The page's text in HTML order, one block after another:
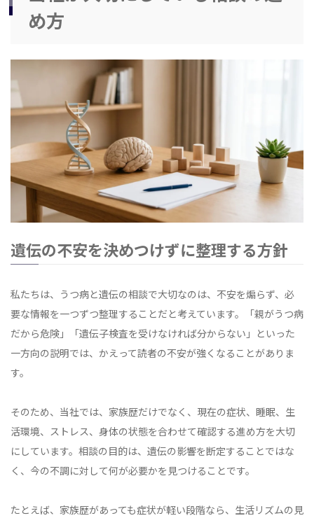
め方
遺伝の不安を決めつけずに整理する方針
私たちは、うつ病と遺伝の相談で大切なのは、不安を煽らず、必
要な情報を一つずつ整理することだと考えています。「親がうつ病
だから危険」「遺伝子検査を受けなければ分からない」といった
一方向の説明では、かえって読者の不安が強くなることがありま
す。
そのため、当社では、家族歴だけでなく、現在の症状、睡眠、生
活環境、ストレス、身体の状態を合わせて確認する進め方を大切
にしています。相談の目的は、遺伝の影響を断定することではな
く、今の不調に対して何が必要かを見つけることです。
たとえば、家族歴があっても症状が軽い段階なら、生活リズムの見